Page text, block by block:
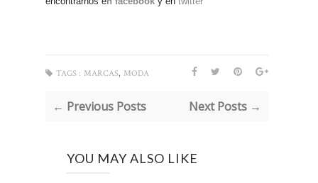
TAGS : MARCAS, MODA
← Previous Posts Next Posts →
YOU MAY ALSO LIKE